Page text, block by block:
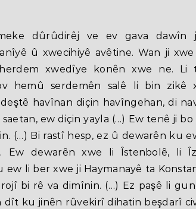
dûrûdirêj ve ev gava dawîn
û xwecihiyê avêtine. Wan ji
xwedîye konên xwe ne. Li
hemû serdemên salê li bin zikê
havînan diçin havîngehan, di
ew diçin yayla (…) Ew tenê ji bo
(…) Bi rastî hesp, ez û dewarên ku
Ew dewarên xwe li Îstenbolê, li
ew li ber xwe ji Haymanayê ta
bi rê va dimînin. (…) Ez paşê li
dît ku jinên rûvekirî dihatin beşdarî